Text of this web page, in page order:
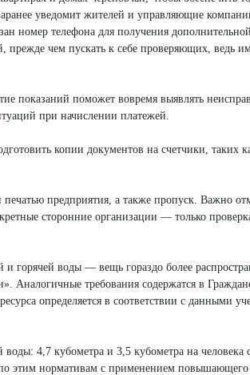
уведомит жителей и управляющие
номер телефона для получения
прежде чем пускать к себе проверяющих, ведь
показаний поможет вовремя выявлять
при начислении платежей.
копии документов на счетчики, таких
предприятия, а также пропуск. Важно
сторонние организации — только
и горячей воды — вещь гораздо более
Аналогичные требования содержатся в
определяется в соответствии с данными
4,7 кубометра и 3,5 кубометра на человека
этим нормативам с применением